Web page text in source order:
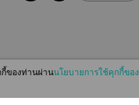
ของท่านผ่านนโยบายการใช้คุกกี้ของ